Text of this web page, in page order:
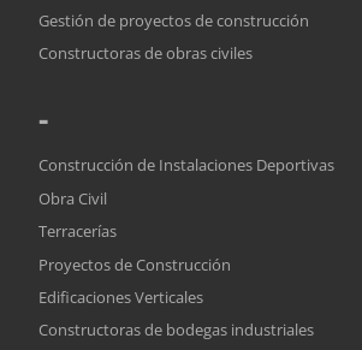
Gestión de proyectos de construcción
Constructoras de obras civiles
-
Construcción de Instalaciones Deportivas
Obra Civil
Terracerías
Proyectos de Construcción
Edificaciones Verticales
Constructoras de bodegas industriales